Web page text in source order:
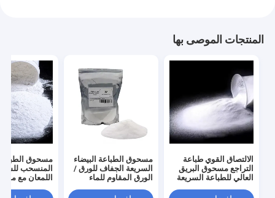
المنتجات الموصى بها
الالتصاق القوي طباعة
التراجع مسحوق البريق
العالي للطباعة السريعة
مسحوق الطباعة البيضاء
السريعة الجفاف للورق /
الورق المقاوم للماء
مسحوق
المنسحب
اللمعان مع